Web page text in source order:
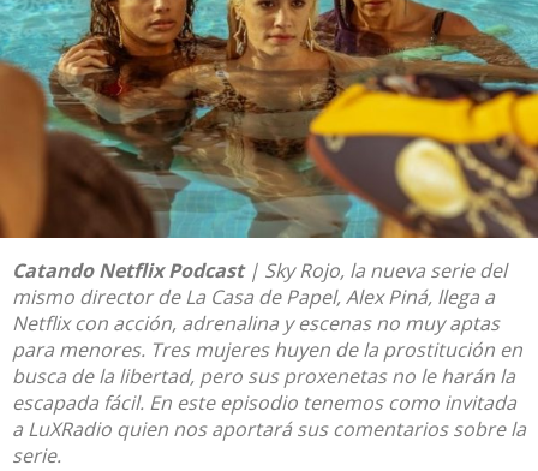
Catando Netflix Podcast | Sky Rojo, la nueva serie del
mismo director de La Casa de Papel, Alex Piná, llega a
Netflixcon acción, adrenalina y escenas no muy aptas
para menores. Tres mujeres huyen de la prostitución en
busca de la libertad, pero sus proxenetas no le harán la
escapada fácil. En este episodio tenemos como invitada
a LuXRadio quien nos aportará sus comentarios sobre la
serie.